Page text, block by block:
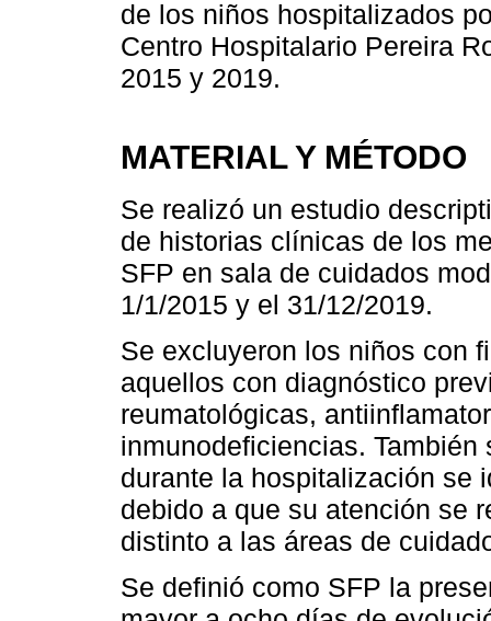
de los niños hospitalizados
Centro Hospitalario Pereira
2015 y 2019.
MATERIAL Y MÉTODO
Se realizó un estudio
de historias clínicas de los
SFP en sala de cuidados
1/1/2015 y el 31/12/2019.
Se excluyeron los niños con
aquellos con diagnóstico
reumatológicas,
inmunodeficiencias.
durante la hospitalización se
debido a que su atención se
distinto a las áreas de
Se definió como SFP la